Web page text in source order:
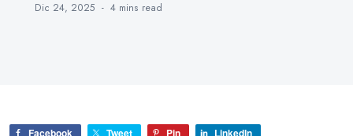
Dic 24, 2025 4 mins read
Facebook Tweet Pin
LinkedIn